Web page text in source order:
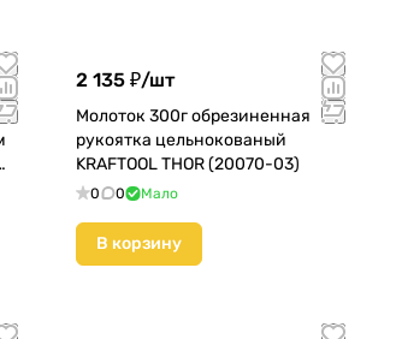
2 135 ₽/шт
Молоток 300г обрезиненная
рукоятка цельнокованый
KRAFTOOL THOR (20070-03)
0 0 Мало
В корзину